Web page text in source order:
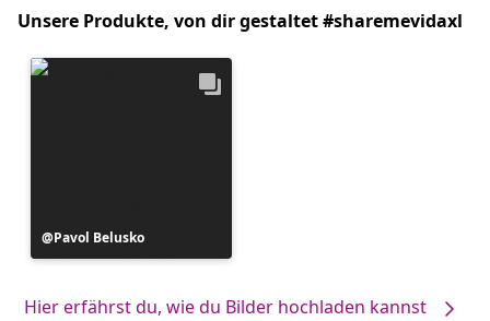
Unsere Produkte, von dir gestaltet #sharemevidaxl
Beitrag
veröffentlicht
Pavol Belusko
Hier erfährst du, wie du Bilder hochladen kannst